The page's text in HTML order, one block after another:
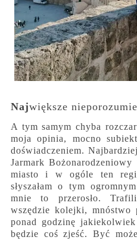
Największe
A tym samym chyba
moja opinia, mocno
doświadczeniem.
Jarmark
miasto i w ogóle ten
słyszałam o tym
mnie to przerosło.
wszędzie kolejki, mnóstwo
ponad godzinę
będzie coś zjeść. Być